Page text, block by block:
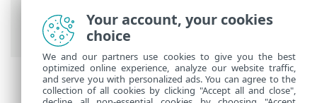
Mises à jour de la sécurité et de la
stabilité
Your account, your cookies
choice
We and our partners use cookies to give you the best
optimized online experience, analyze our website traffic,
and serve you with personalized ads. You can agree to the
collection of all cookies by clicking "Accept all and close",